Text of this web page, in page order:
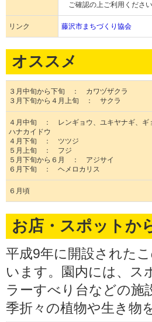
ご確認の上ご利用ください
リンク 藤沢市まちづくり協会
オススメ
３月中旬から下旬 ： カワヅザクラ
３月下旬から４月上旬 ： サクラ
４月中旬 ： レンギョウ、ユキヤナギ、ギ
ハナカイドウ
４月下旬 ： ツツジ
５月上旬 ： フジ
５月下旬から６月 ： アジサイ
６月下旬 ： ヘメロカリス
６月頃
お店・スポットか
平成9年に開設された
います。園内には、ス
ラーすべり台などの施
季折々の植物や生き物